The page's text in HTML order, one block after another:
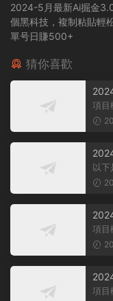
2024-5月最新Ai掘金
個黑科技，複制粘貼輕
單号日賺500+
猜你喜歡
項目概述 各位好，在此向
它聚
頻
以下
法
項目概述 騰訊的流量變現
生，
項目概述 本項目旨在通過